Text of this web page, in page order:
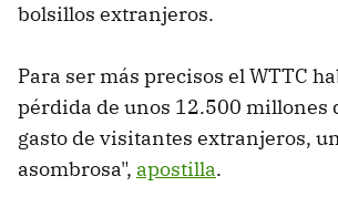
bolsillos extranjeros.
Para ser más precisos el WTTC
pérdida de unos 12.500 millones
gasto de visitantes extranjeros,
asombrosa", apostilla.